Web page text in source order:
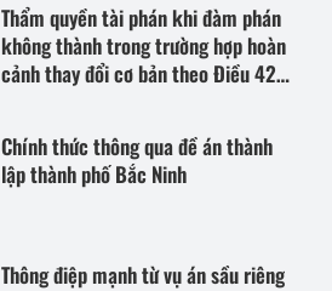
Thẩm quyền tài phán khi đàm phán
không thành trong trường hợp hoàn
cảnh thay đổi cơ bản theo Điều 420
Chính thức thông qua đề án thành
lập thành phố Bắc Ninh
Thông điệp mạnh từ vụ án sầu riêng